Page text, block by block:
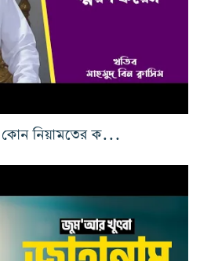
আল্লাহর কোন কোন নিয়ামতের কথা আপনি স্মরণ করেন